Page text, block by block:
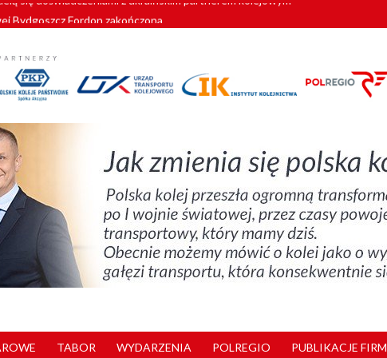
Bydgoszcz Fordon zakończona
pociągi od PESA. Sześć nowoczesnych ELF-ów wyjedzie na tory w 2029 roku
GySEV gotowe
się doświadczeniami z ukraińskim partnerem kolejowym
TABOR WYDARZENIA POLREGIO PUBLIKACJE FIRM